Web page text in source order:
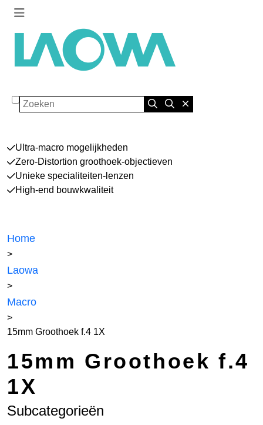
Zoeken
Ultra-macro mogelijkheden
Zero-Distortion groothoek-objectieven
Unieke specialiteiten-lenzen
High-end bouwkwaliteit
Home
>
Laowa
>
Macro
>
15mm Groothoek f.4 1X
15mm Groothoek f.4
1X
Subcategorieën